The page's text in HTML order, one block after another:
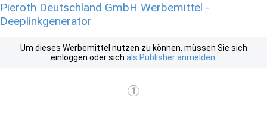
Pieroth Deutschland GmbH Werbemittel -
Deeplinkgenerator
Um dieses Werbemittel nutzen zu können, müssen Sie sich
einloggen oder sich als Publisher anmelden
1